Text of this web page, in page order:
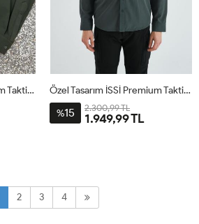
Özel Tasarım İSSİ Premium Taktikal Gömlek Haki Özel Tasarım İSSİ Premium Taktikal Gömlek Antrasit
%15 2.300,99 TL
1.949,99 TL
2 3 4